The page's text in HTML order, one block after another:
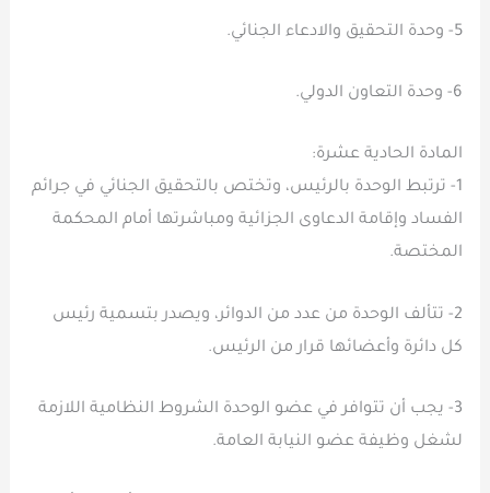
5- وحدة التحقيق والادعاء الجنائي.
6- وحدة التعاون الدولي.
المادة الحادية عشرة:
1- ترتبط الوحدة بالرئيس، وتختص بالتحقيق الجنائي في جرائم
الفساد وإقامة الدعاوى الجزائية ومباشرتها أمام المحكمة
المختصة.
2- تتألف الوحدة من عدد من الدوائر، ويصدر بتسمية رئيس
كل دائرة وأعضائها قرار من الرئيس.
3- يجب أن تتوافر في عضو الوحدة الشروط النظامية اللازمة
لشغل وظيفة عضو النيابة العامة.